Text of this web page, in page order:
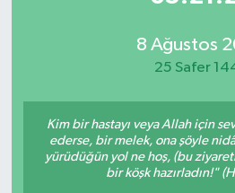
8 Ağustos
25 Safer
Kim bir hastayı veya Allah için
ederse, bir melek, ona şöyle
yürüdüğün yol ne hoş, (bu
bir köşk hazırladın!"
Tüm Manşetler
Haber Arşivi